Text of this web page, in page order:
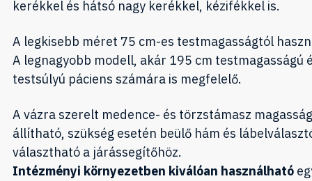
kerékkel és hátsó nagy kerékkel, kézifékkel is.
A legkisebb méret 75 cm-es testmagasságtól
A legnagyobb modell, akár 195 cm testmagasságú
testsúlyú páciens számára is megfelelő.
A vázra szerelt medence- és törzstámasz
állítható, szükség esetén beülő hám és
választható a járássegítőhöz.
Intézményi környezetben kiválóan használható